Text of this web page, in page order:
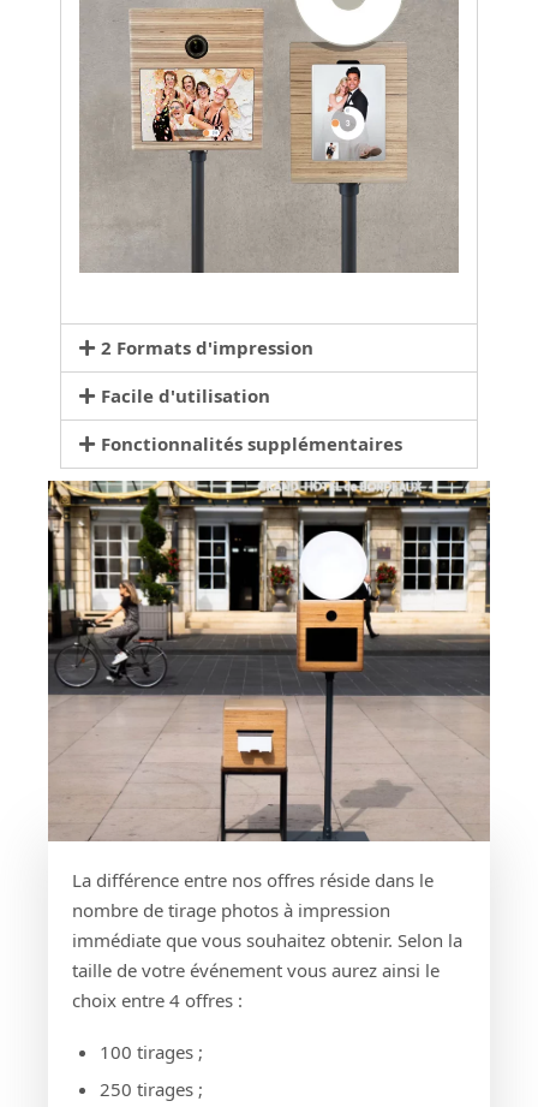
2 Formats d'impression
Facile d'utilisation
Fonctionnalités supplémentaires
La différence entre nos offres réside dans le
nombre de tirage photos à impression
immédiate que vous souhaitez obtenir. Selon la
taille de votre événement vous aurez ainsi le
choix entre 4 offres :
100 tirages ;
250 tirages ;